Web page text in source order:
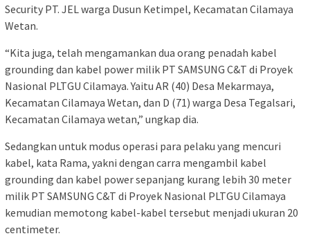
Security PT. JEL warga Dusun Ketimpel, Kecamatan Cilamaya
Wetan.
“Kita juga, telah mengamankan dua orang penadah kabel
grounding dan kabel power milik PT SAMSUNG C&T di Proyek
Nasional PLTGU Cilamaya. Yaitu AR (40) Desa Mekarmaya,
Kecamatan Cilamaya Wetan, dan D (71) warga Desa Tegalsari,
Kecamatan Cilamaya wetan,” ungkap dia.
Sedangkan untuk modus operasi para pelaku yang mencuri
kabel, kata Rama, yakni dengan carra mengambil kabel
grounding dan kabel power sepanjang kurang lebih 30 meter
milik PT SAMSUNG C&T di Proyek Nasional PLTGU Cilamaya
kemudian memotong kabel-kabel tersebut menjadi ukuran 20
centimeter.